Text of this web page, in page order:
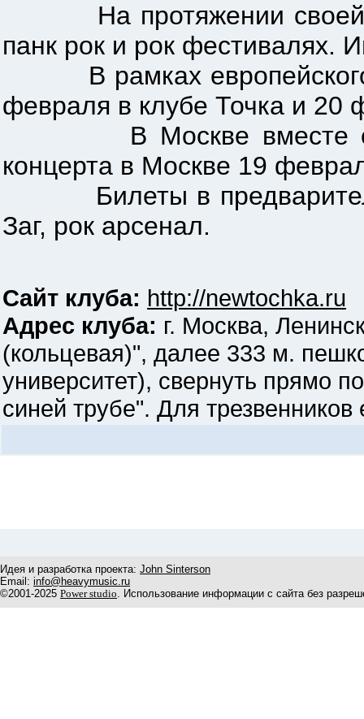
На протяжении своей
панк рок и рок фестивалях.
В рамках европейского
февраля в клубе Точка и 20
В Москве вместе с
концерта в Москве 19
Билеты в
Заг, рок арсенал.
Сайт клуба: http://newtochka.ru
Адрес клуба: г. Москва,
(кольцевая)", далее 333 м.
университет), свернуть прямо
синей трубе". Для трезвенников
Идея и разработка проекта: John Sinterson
Email: info@heavymusic.ru
©2001-2025 Power studio. Использование информации с сайта без